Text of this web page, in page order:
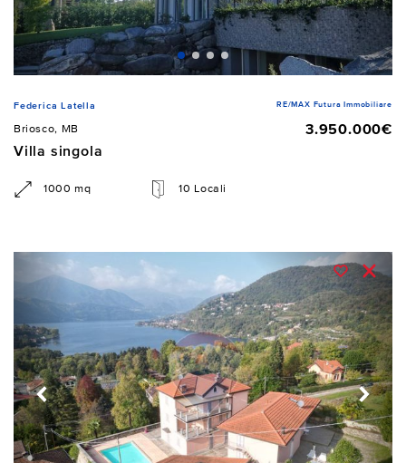
Federica Latella RE/MAX Futura Immobiliare
Briosco, MB
3.950.000€
Villa singola
1000 mq 10 Locali